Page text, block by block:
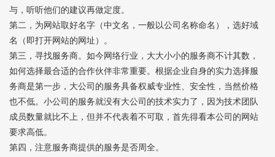
与，听听他们的建议再做定度。
第二，为网站取好名字（中文名，一般以公司名称命名），选好域
名（即打开网站的网址）。
第三，寻找服务商。如今网络行业，大大小小的服务商不计其数，
如何选择最合适的合作伙伴非常重要。根据企业自身的实力选择服
务商是第一步，大公司的服务具备权威专业性、安全性，当然价格
也不低。小公司的服务就没有大公司的技术实力了，因为技术团队
成员数量就比不上，但并不代表着不可取，首先得看本公司的网站
要求高低。
第四，注意服务商提供的服务是否周全。